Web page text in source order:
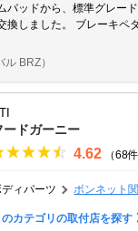
パッドから、標準グレー
換しました。 ブレーキペ
ル BRZ）
ードガーニー
4.62 （68件
ディパーツ ボンネット
のカテゴリの取付店を探す